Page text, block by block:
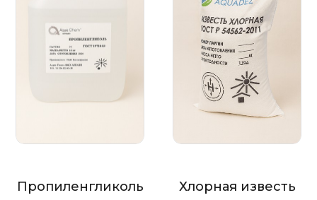
Пропиленгликоль Хлорная известь